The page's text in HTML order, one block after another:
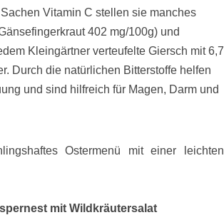
Vitamin C stellen sie manches
402 mg/100g) und
Kleingärtner verteufelte Giersch mit 6,7
Durch die natürlichen Bitterstoffe helfen
und sind hilfreich für Magen, Darm und
Ostermenü mit einer leichten
mit Wildkräutersalat